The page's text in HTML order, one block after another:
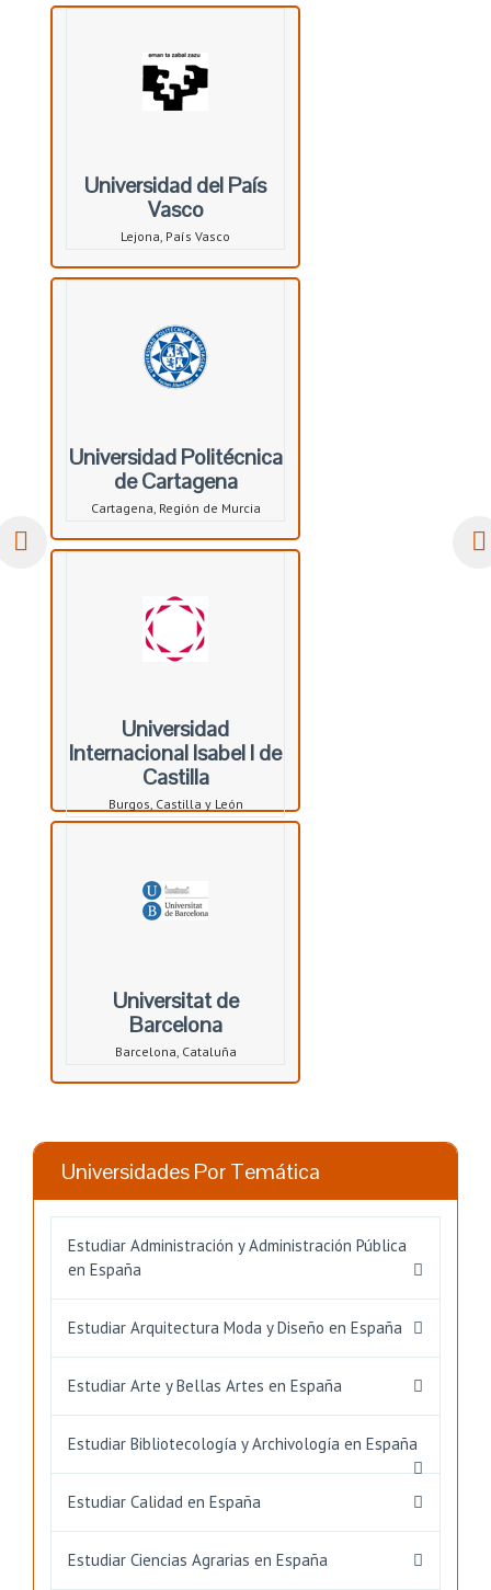
Universidad del País
Vasco
Lejona, País Vasco
Universidad Politécnica
de Cartagena
Cartagena, Región de Murcia
Universidad
Internacional Isabel I de
Castilla
Burgos, Castilla y León
Universitat de
Barcelona
Barcelona, Cataluña
Universidades Por Temática
Estudiar Administración y Administración Pública
en España
Estudiar Arquitectura Moda y Diseño en España
Estudiar Arte y Bellas Artes en España
Estudiar Bibliotecología y Archivología en España
Estudiar Calidad en España
Estudiar Ciencias Agrarias en España